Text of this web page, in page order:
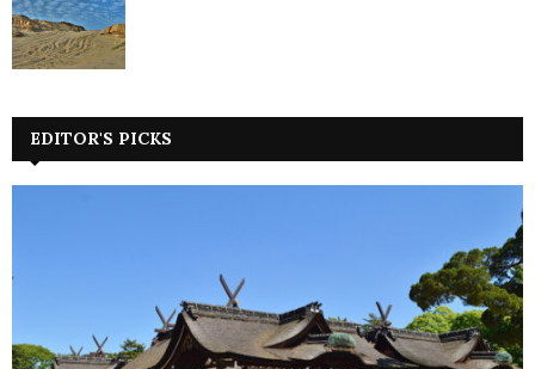
EDITOR'S PICKS